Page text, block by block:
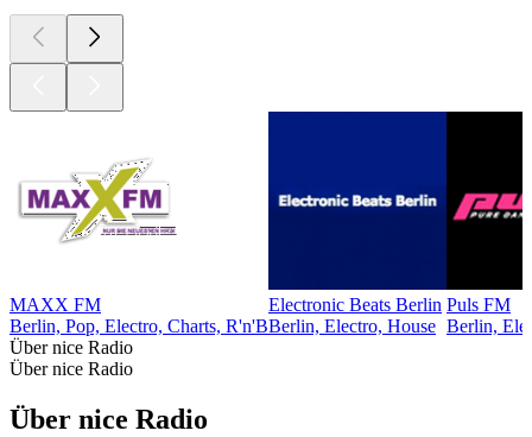
MAXX FM
Berlin, Pop, Electro, Charts, R'n'B
Electronic Beats Berlin
Berlin, Electro, House
Puls FM
Berlin,
Über nice Radio
Über nice Radio
Über nice Radio